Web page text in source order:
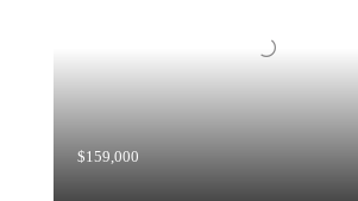
$159,000